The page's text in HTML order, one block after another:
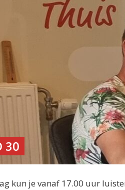
30
kun je vanaf 17.00 uur